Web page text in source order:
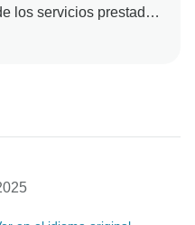
los servicios prestados.